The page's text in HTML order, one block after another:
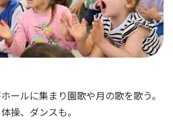
ールに集まり園歌や月の歌を歌う。
操、ダンスも。